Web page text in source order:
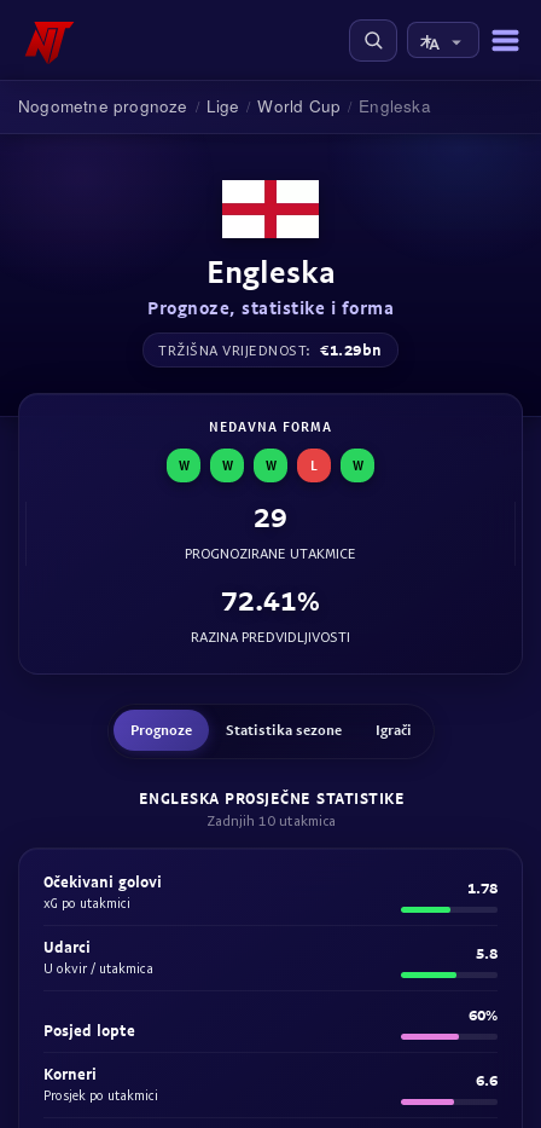
Nogometne prognoze / Lige / World Cup / Engleska
Engleska
Prognoze, statistike i forma
TRŽIŠNA VRIJEDNOST: €1.29bn
NEDAVNA FORMA
W W W L W
29
PROGNOZIRANE UTAKMICE
72.41%
RAZINA PREDVIDLJIVOSTI
Prognoze Statistika sezone Igrači
ENGLESKA PROSJEČNE STATISTIKE
Zadnjih 10 utakmica
Očekivani golovi
xG po utakmici
1.78
Udarci
U okvir / utakmica
5.8
Posjed lopte
60%
Korneri
Prosjek po utakmici
6.6